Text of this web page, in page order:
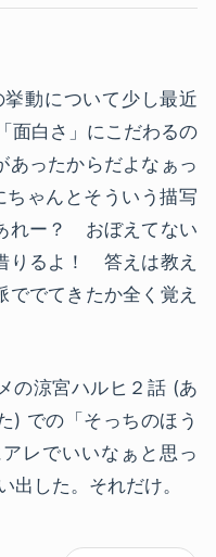
挙動について少し最近
面白さ」にこだわるの
あったからだよなぁっ
ゃんとそういう描写
れー？ おぼえてない
りるよ！ 答えは教え
でてきたか全く覚え
の涼宮ハルヒ２話 (あ
) での「そっちのほう
レでいいなぁと思っ
出した。それだけ。